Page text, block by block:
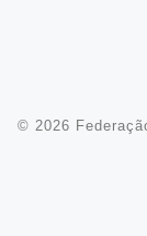
© 2026